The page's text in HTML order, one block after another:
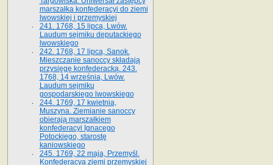
marszałka konfederacyi do ziemi
lwowskiej i przemyskiej
241. 1768, 15 lipca, Lwów.
Laudum sejmiku deputackiego
lwowskiego
242. 1768, 17 lipca, Sanok.
Mieszczanie sanoccy składają
przysięgę konfederacką. 243.
1768, 14 września, Lwów.
Laudum sejmiku
gospodarskiego lwowskiego
244. 1769, 17 kwietnia,
Muszyna. Ziemianie sanoccy
obierają marszałkiem
konfederacyi Ignacego
Potockiego, starostę
kaniowskiego
245. 1769, 22 maja, Przemyśl.
Konfederacya ziemi przemyskiej